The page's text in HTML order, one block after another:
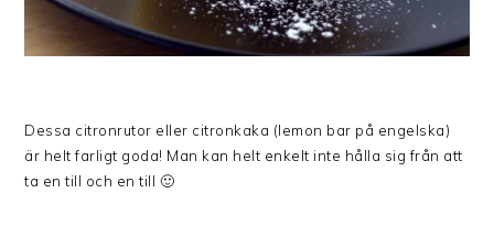
Dessa citronrutor eller citronkaka (lemon bar på engelska)
är helt farligt goda! Man kan helt enkelt inte hålla sig från att
ta en till och en till 🙂